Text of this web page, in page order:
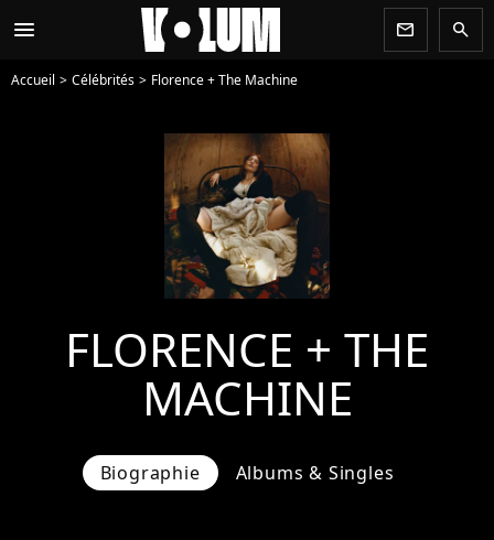
menu newsletter search
Accueil Célébrités Florence + The Machine
FLORENCE + THE
MACHINE
Biographie Albums & Singles